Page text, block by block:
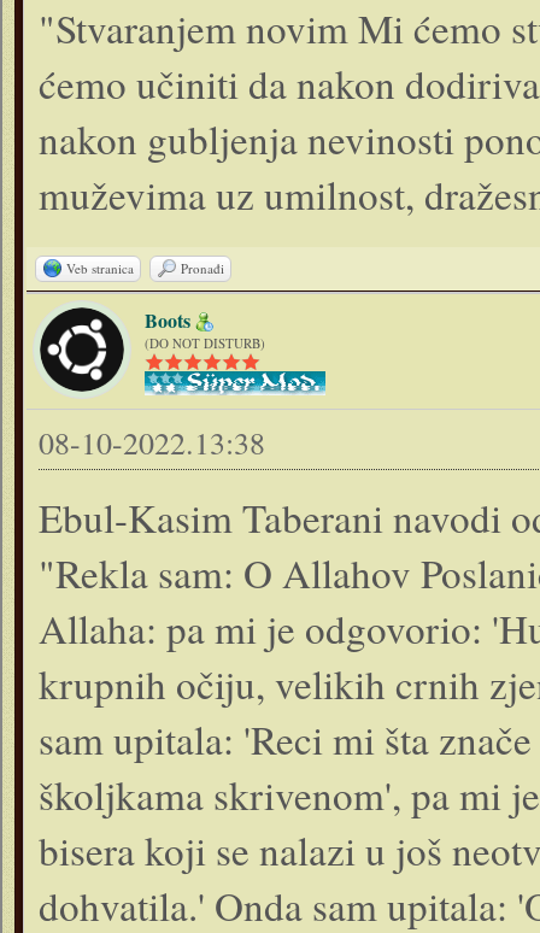
"Stvaranjem novim Mi ćemo
ćemo učiniti da nakon
nakon gubljenja nevinosti
muževima uz umilnost,
Veb stranica Pronađi
Boots
(DO NOT DISTURB)
08-10-2022.13:38
Ebul-Kasim Taberani navodi
"Rekla sam: O Allahov
Allaha: pa mi je odgovorio:
krupnih očiju, velikih crnih
sam upitala: 'Reci mi šta
školjkama skrivenom', pa mi
bisera koji se nalazi u još
dohvatila.' Onda sam upitala: